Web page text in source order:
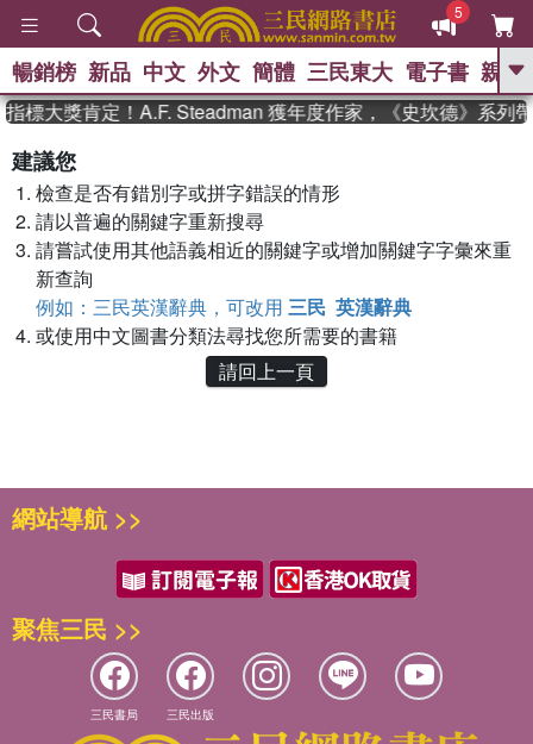
5
GO
史是一群喵 、
獎 臺灣漫遊錄
登輝時代 、 數學女孩：黎曼猜想 、
暢銷榜 新品 中文 外文 簡體 三民東大 電子書 親子
標大獎肯定！A.F. Steadman 獲年度作家，《史坎德》系列
建議您
檢查是否有錯別字或拼字錯誤的情形
請以普遍的關鍵字重新搜尋
請嘗試使用其他語義相近的關鍵字或增加關鍵字字彙來重
新查詢
例如：三民英漢辭典，可改用 三民 英漢辭典
或使用中文圖書分類法尋找您所需要的書籍
請回上一頁
網站導航 >>
聚焦三民 >>
三民書局 三民出版